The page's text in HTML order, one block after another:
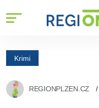
Krimi
REGIONPLZEN.CZ